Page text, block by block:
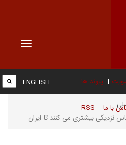
Toggle
پیوند ها
با ما RSS
ENGLISH
نزدیکی بیشتری می کنند تا ایران